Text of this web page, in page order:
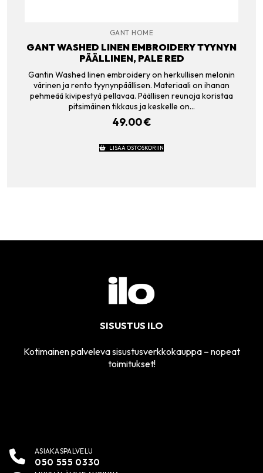
GANT HOME
GANT WASHED LINEN EMBROIDERY TYYNYN
PÄÄLLINEN, PALE RED
Gantin Washed linen embroidery on herkullisen melonin
värinen ja rento tyynynpäällisen. Materiaali on ihanan
pehmeää kivipestyä pellavaa. Päällisen reunoja koristaa
pitsimäinen tikkaus ja keskelle on…
49.00€
LISÄÄ OSTOSKORIIN
SISUSTUS ILO
Kotimainen palveleva sisustusverkkokauppa – nopeat
toimitukset!
ASIAKASPALVELU
050 555 0330